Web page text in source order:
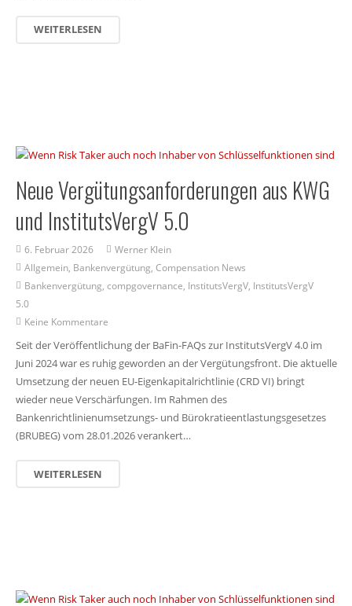
WEITERLESEN
Neue Vergütungsanforderungen aus KWG
und InstitutsVergV 5.0
6. Februar 2026
Werner Klein
Allgemein, Bankenvergütung,Compensation News
Bankenvergütung,compgovernance, InstitutsVergV, InstitutsVergV
5.0
Keine Kommentare
Seit der Veröffentlichung der BaFin-FAQs zur InstitutsVergV 4.0 im
Juni 2024 war es ruhig geworden an der Vergütungsfront. Die aktuelle
Umsetzung der neuen EU-Eigenkapitalrichtlinie (CRD VI) bringt
wieder neue Verschärfungen. Im Rahmen des
Bankenrichtlinienumsetzungs- und Bürokratieentlastungsgesetzes
(BRUBEG) vom 28.01.2026 verankert…
WEITERLESEN